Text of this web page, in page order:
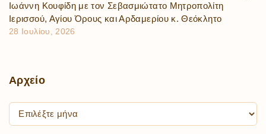
Ιωάννη Κουφίδη με τον Σεβασμιώτατο Μητροπολίτη
Ιερισσού, Αγίου Όρους και Αρδαμερίου κ. Θεόκλητο
28 Ιουλίου, 2026
Αρχείο